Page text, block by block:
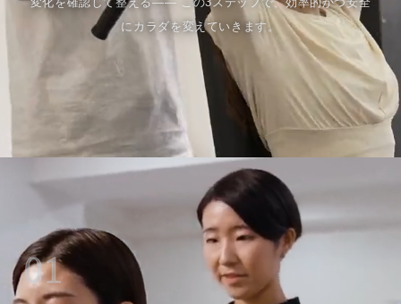
にカラダを変えていきます。
01